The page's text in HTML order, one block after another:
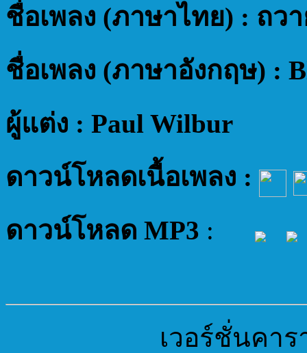
ชื่อเพลง (ภาษาไทย) : ถว
ชื่อเพลง (ภาษาอังกฤษ) :
ผู้แต่ง : Paul Wilbur
ดาวน์โหลดเนื้อเพลง :
ดาวน์โหลด MP3 :
เวอร์ชั่นคา